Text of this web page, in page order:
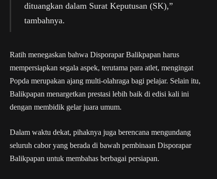
dituangkan dalam Surat Keputusan (SK),”
tambahnya.
Ratih menegaskan bahwa Disporapar Balikpapan harus
mempersiapkan segala aspek, terutama para atlet, mengingat
Popda merupakan ajang multi-olahraga bagi pelajar. Selain itu,
Balikpapan menargetkan prestasi lebih baik di edisi kali ini
dengan membidik gelar juara umum.
Dalam waktu dekat, pihaknya juga berencana mengundang
seluruh cabor yang berada di bawah pembinaan Disporapar
Balikpapan untuk membahas berbagai persiapan.